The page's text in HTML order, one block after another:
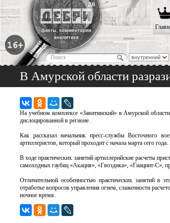
В Амурской области
На учебном комплексе «Завитинский» в Амурской
дислоцированной в регионе.
Как рассказал начальник пресс-службы Восточного
артиллеристов, который проходит с начала марта сего
В ходе практических занятий артиллерийские расчеты
самоходных гаубиц «Акация», «Гвоздика», «Гиацинт-С»,
Отличительной особенностью практических занятий в
отработке вопросов управления огнем, слаженности
ночное время.